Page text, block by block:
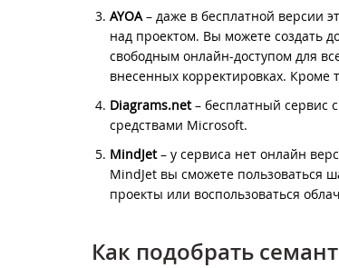
AYOA– даже в бесплатной версии
над проектом. Вы можете создать
свободным онлайн-доступом для
внесенных корректировках. Кроме
Diagrams.net– бесплатный сервис
средствами Microsoft.
MindJet– у сервиса нет онлайн
MindJet вы сможете пользоваться
проекты или воспользоваться
Как подобрать